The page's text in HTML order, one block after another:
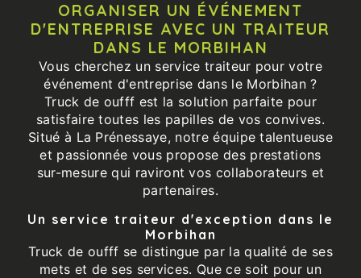
ORGANISER UN ÉVÉNEMENT
D'ENTREPRISE AVEC UN TRAITEUR
DANS LE MORBIHAN
Vous cherchez un service traiteur pour votre
événement d'entreprise dans le Morbihan ?
Truck de oufff est la solution parfaite pour
satisfaire toutes les papilles de vos convives.
Situé à La Prénessaye, notre équipe talentueuse
et passionnée vous propose des prestations
sur-mesure qui raviront vos collaborateurs et
partenaires.
Un service traiteur d'exception dans le
Morbihan
Truck de oufff se distingue par la qualité de ses
mets et de ses services. Que ce soit pour un